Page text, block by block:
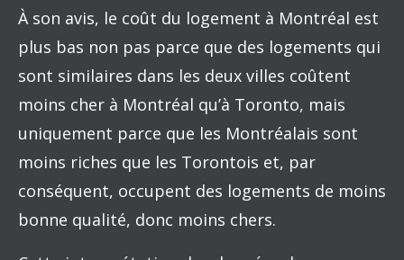
À son avis, le coût du logement à Montréal est
plus bas non pas parce que des logements qui
sont similaires dans les deux villes coûtent
moins cher à Montréal qu’à Toronto, mais
uniquement parce que les Montréalais sont
moins riches que les Torontois et, par
conséquent, occupent des logements de moins
bonne qualité, donc moins chers.